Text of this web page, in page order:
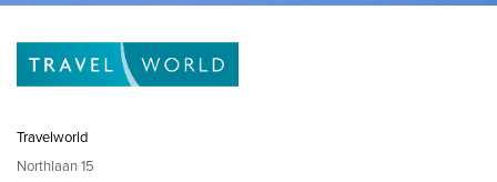
Travelworld
Northlaan 15